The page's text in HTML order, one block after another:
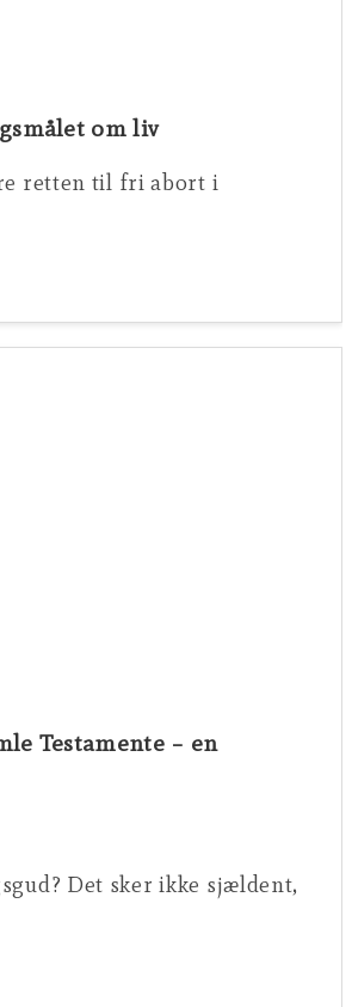
om liv
retten til fri abort i
Testamente – en
Det sker ikke sjældent,